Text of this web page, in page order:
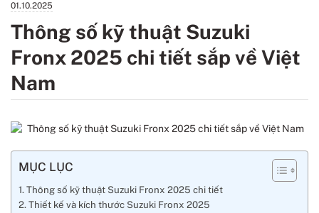
01.10.2025
Thông số kỹ thuật Suzuki
Fronx 2025 chi tiết sắp về Việt
Nam
MỤC LỤC
Thông số kỹ thuật Suzuki Fronx 2025 chi tiết
Thiết kế và kích thước Suzuki Fronx 2025